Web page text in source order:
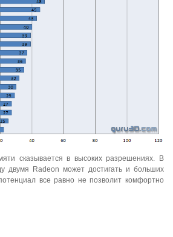
сказывается в высоких разрешениях. В
двумя Radeon может достигать и больших
все равно не позволит комфортно